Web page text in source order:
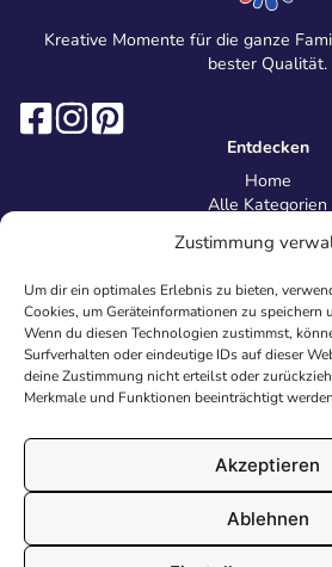
Zustimmung
Um dir ein optimales Erlebnis zu bieten,
Cookies, um Geräteinformationen zu speichern
Wenn du diesen Technologien zustimmst,
Surfverhalten oder eindeutige IDs auf dieser
deine Zustimmung nicht erteilst oder
Merkmale und Funktionen beeinträchtigt
Akzeptieren
Ablehnen
Kreative Momente für die ganze
bester Qualität.
Entdecken
Home
Alle Kategorien
Information
Über uns
Kontakt
Inhaltsrichtlinien
Recht &
Impressum
AGB
Cookies